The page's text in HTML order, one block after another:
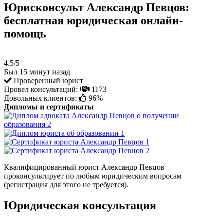
Юрисконсульт Александр Певцов:
бесплатная юридическая онлайн-
помощь
4.5/5
Был 15 минут назад
Проверенный юрист
Провел консультаций:
1173
Довольных клиентов:
96%
Дипломы и сертификаты
Квалифицированный юрист Александр Певцов
проконсультирует по любым юридическим вопросам
(регистрация для этого не требуется).
Юридическая консультация